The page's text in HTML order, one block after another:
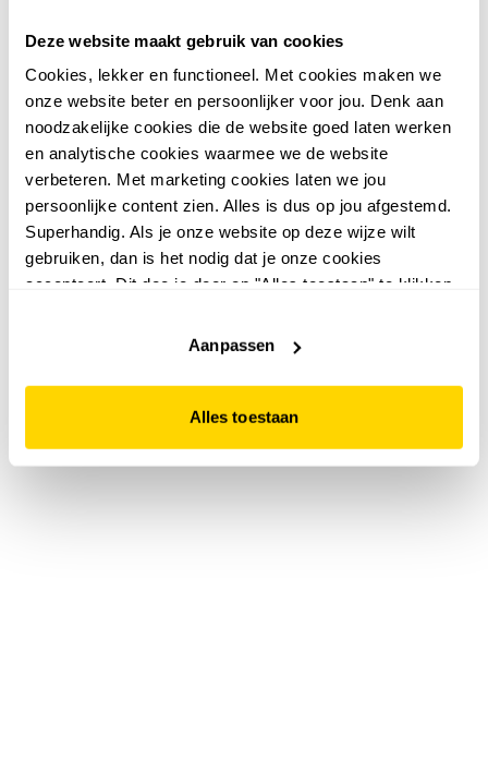
Deze website maakt gebruik van cookies
Cookies, lekker en functioneel. Met cookies maken we
onze website beter en persoonlijker voor jou. Denk aan
noodzakelijke cookies die de website goed laten werken
en analytische cookies waarmee we de website
verbeteren. Met marketing cookies laten we jou
persoonlijke content zien. Alles is dus op jou afgestemd.
Superhandig. Als je onze website op deze wijze wilt
gebruiken, dan is het nodig dat je onze cookies
accepteert. Dit doe je door op "Alles toestaan" te klikken.
website niet optimaal functioneert.
Aanpassen
Alles toestaan